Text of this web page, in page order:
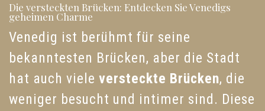
Die versteckten Brücken: Entdecken Sie Venedigs
geheimen Charme
Venedig ist berühmt für seine
bekanntesten Brücken, aber die Stadt
hat auch viele versteckte Brücken, die
weniger besucht und intimer sind. Diese